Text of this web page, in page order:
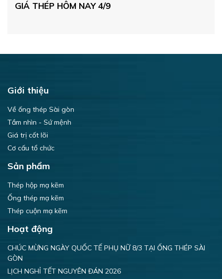
GIÁ THÉP HÔM NAY 4/9
Giới thiệu
Về ống thép Sài gòn
Tầm nhìn - Sứ mệnh
Giá trị cốt lõi
Cơ cấu tổ chức
Sản phẩm
Thép hộp mạ kẽm
Ống thép mạ kẽm
Thép cuộn mạ kẽm
Hoạt động
CHÚC MỪNG NGÀY QUỐC TẾ PHỤ NỮ 8/3 TẠI ỐNG THÉP SÀI
GÒN
LỊCH NGHỈ TẾT NGUYÊN ĐÁN 2026